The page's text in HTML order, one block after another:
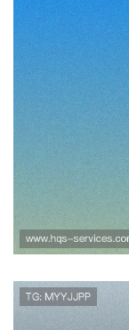
金尚娱
年世界
测助你